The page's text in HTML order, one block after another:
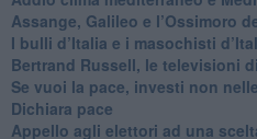
​Assange, Galileo e l’Ossimoro
​I bulli d’Italia e i masochisti
​Bertrand Russell, le televisioni
​Se vuoi la pace, investi non
​Dichiara pace
​Appello agli elettori ad una